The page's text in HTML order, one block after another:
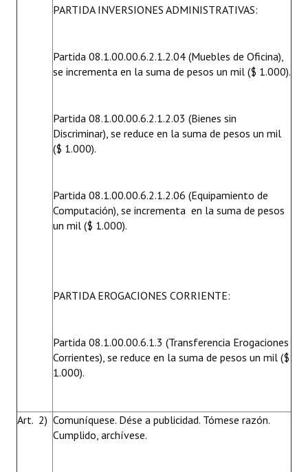
Huéspedes de Honor - Registro
Reconocimientos - Registro
Entrega de distinciones
REFORMA DE LA CARTA ORGÁNICA
PARTIDA INVERSIONES ADMINISTRATIVAS:
Partida 08.1.00.00.6.2.1.2.04 (Muebles de Oficina),
se incrementa en la suma de pesos un mil ($ 1.000).
Partida 08.1.00.00.6.2.1.2.03 (Bienes sin
Discriminar), se reduce en la suma de pesos un mil
($ 1.000).
Partida 08.1.00.00.6.2.1.2.06 (Equipamiento de
Computación), se incrementa en la suma de pesos
un mil ($ 1.000).
PARTIDA EROGACIONES CORRIENTE:
Partida 08.1.00.00.6.1.3 (Transferencia Erogaciones
Corrientes), se reduce en la suma de pesos un mil ($
1.000).
Art. 2) Comuníquese. Dése a publicidad. Tómese razón.
Cumplido, archívese.